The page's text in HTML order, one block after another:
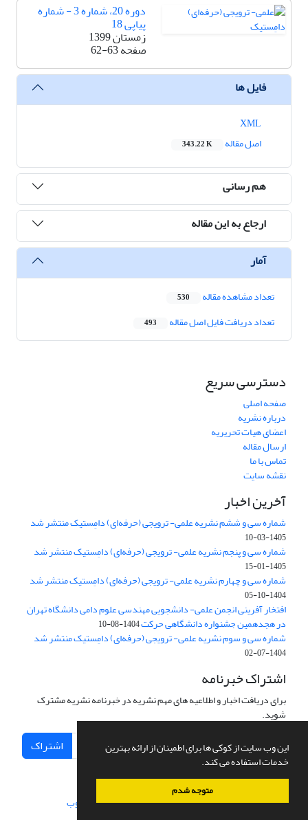
این وب سایت از کوکی ها برای اطمینان از ارائه بهترین
خدمات استفاده می کند.
متوجه شدم
دوره 20، شماره 3 - شماره
پیاپی 18
زمستان 1399
صفحه62-63
فایل ها
اصل مقاله
343.22 K
هم رسانی
ارجاع به این مقاله
آمار
تعداد مشاهده مقاله 530
تعداد دریافت فایل اصل مقاله 493
دسترسی سریع
صفحه اصلی
درباره نشریه
اعضای هیات تحریریه
ارسال مقاله
تماس با ما
نقشه سایت
آخرین اخبار
شماره سی و ششم نشریه علمی- ترویجی (حرفه‌ای) دامِستیک منتشر شد
1405-03-10
شماره سی و پنجم نشریه علمی- ترویجی (حرفه‌ای) دامِستیک منتشر شد
1405-01-15
شماره سی و چهارم نشریه علمی- ترویجی (حرفه‌ای) دامِستیک منتشر شد
1404-10-05
افتخار آفرینی انجمن علمی- دانشجویی مهندسی علوم دامی دانشگاه تهران
در هجدهمین جشنواره دانشگاهی حرکت1404-08-10
شماره سی و سوم نشریه علمی- ترویجی (حرفه‌ای) دامِستیک منتشر شد
1404-07-02
اشتراک خبرنامه
برای دریافت اخبار و اطلاعیه های مهم نشریه در خبرنامه نشریه مشترک
شوید.
اشتراک
سامانه مدیریت نشریات علمی.طراحی و پیاده سازی از سیناوب